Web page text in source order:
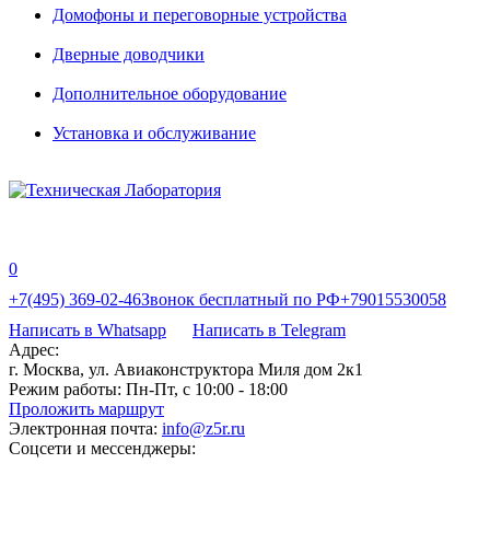
Домофоны и переговорные устройства
Дверные доводчики
Дополнительное оборудование
Установка и обслуживание
0
+7(495) 369-02-46Звонок бесплатный по РФ+79015530058
Написать в Whatsapp
Написать в Telegram
Адрес:
г. Москва, ул. Авиаконструктора Миля дом 2к1
Режим работы: Пн-Пт, с 10:00 - 18:00
Проложить маршрут
Электронная почта: info@z5r.ru
Соцсети и мессенджеры: